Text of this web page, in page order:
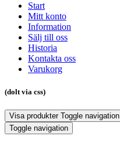
Start
Mitt konto
Information
Sälj till oss
Historia
Kontakta oss
Varukorg
(dolt via css)
Visa produkter Toggle navigation
Toggle navigation